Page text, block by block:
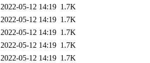
2022-05-12 14:19 1.7K
2022-05-12 14:19 1.7K
2022-05-12 14:19 1.7K
2022-05-12 14:19 1.7K
2022-05-12 14:19 1.7K